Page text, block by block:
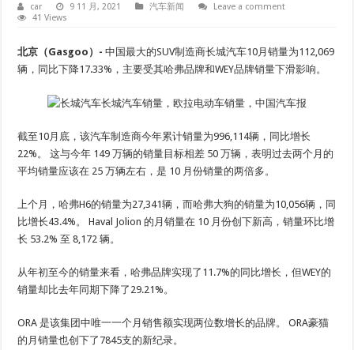
car 9 11 月, 2021 汽车新闻
Leave a comment
41 Views
北京（Gasgoo）-中国最大的SUV制造商长城汽车10月销量为112,069
辆，同比下降17.33%，主要受其哈弗品牌和WEY品牌销量下滑影响。
截至10月底，该汽车制造商今年累计销量为996,114辆，同比增长
22%。 这与今年 149 万辆的销量目标相差 50 万辆，表明过去两个月的
平均销量应该在 25 万辆左右，是 10 月份销量的两倍多。
上个月，哈弗H6的销量为27,341辆，而哈弗大狗的销量为10,056辆，同
比增长43.4%。 Haval Jolion 的月销量在 10 月份创下新高，销量环比增
长 53.2% 至 8,172 辆。
从年初至今的销量来看，哈弗品牌实现了11.7%的同比增长，但WEY的
销量却比去年同期下降了29.21%。
ORA 是该集团中唯一一个月销售额实现两位数增长的品牌。 ORA豪猫
的月销量也创下了7845支的新纪录。